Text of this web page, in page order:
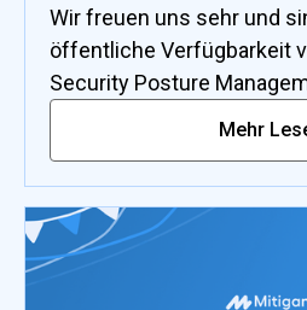
Wir freuen uns sehr und
öffentliche Verfügbarkeit
Security Posture
Mehr